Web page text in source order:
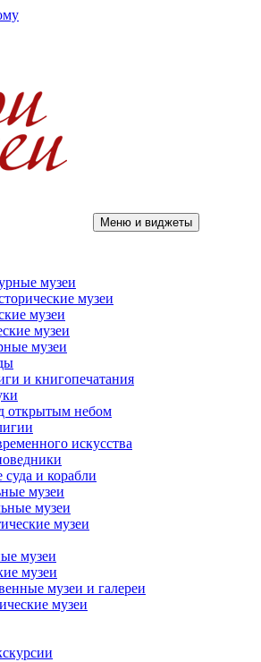
Меню и виджеты
музеи
музеи
музеи
музеи
музеи
и книгопечатания
открытым небом
искусства
и корабли
музеи
музеи
музеи
музеи
музеи
музеи и галереи
музеи